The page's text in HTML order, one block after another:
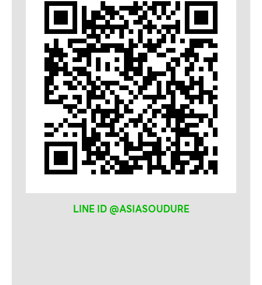
SELECTARC
WELDRITE
LINE ID @ASIASOUDURE